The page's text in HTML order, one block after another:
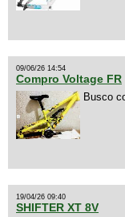
09/06/26 14:54
Compro Voltage FR
Busco
19/04/26 09:40
SHIFTER XT 8V